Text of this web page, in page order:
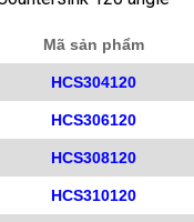
Mã sản phẩm
HCS304120
HCS306120
HCS308120
HCS310120